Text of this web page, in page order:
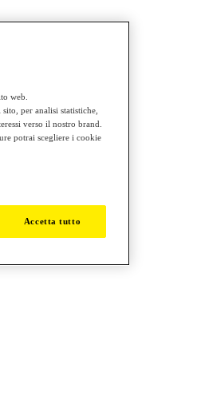
web.
per analisi statistiche,
verso il nostro brand.
potrai scegliere i cookie
Accetta tutto